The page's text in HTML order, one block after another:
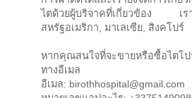
ไตด้วยผู้บริจาคที่เกี่ยวข้อง เ
สหรัฐอเมริกา, มาเลเซีย, สิงคโปร์
หากคุณสนใจที่จะขายหรือซื้อไตโป
ทางอีเมล
อีเมล: birothhospital@gmail.com